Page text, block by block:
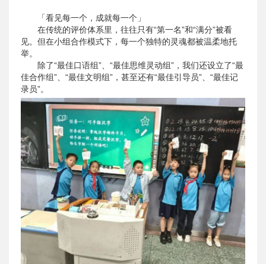
「看见每一个，成就每一个」
在传统的评价体系里，往往只有“第一名”和“满分”被看
见。但在小组合作模式下，每一个独特的灵魂都被温柔地托
举。
除了“最佳口语组”、“最佳思维灵动组”，我们还设立了“最
佳合作组”、“最佳文明组”，甚至还有“最佳引导员”、“最佳记
录员”。